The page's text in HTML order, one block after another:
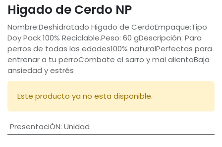
Higado de Cerdo NP
Nombre:Deshidratado Higado de CerdoEmpaque:Tipo
Doy Pack 100% Reciclable.Peso: 60 gDescripción: Para
perros de todas las edades100% naturalPerfectas para
entrenar a tu perroCombate el sarro y mal alientoBaja
ansiedad y estrés
Este producto ya no esta disponible.
PresentaciÓN: Unidad